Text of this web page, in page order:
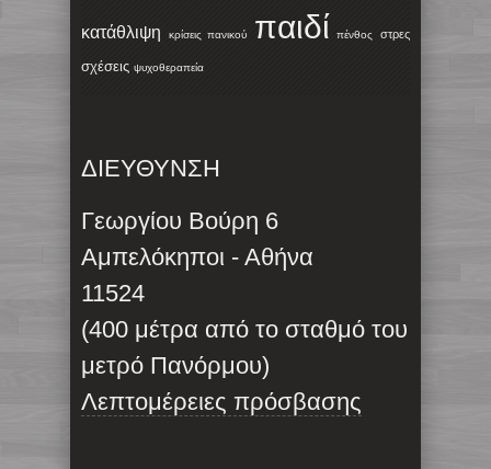
κατάθλιψη κρίσεις πανικού παιδί πένθος στρες
σχέσεις ψυχοθεραπεία
ΔΙΕΥΘΥΝΣΗ
Γεωργίου Βούρη 6
Αμπελόκηποι - Αθήνα
11524
(400 μέτρα από το σταθμό του
μετρό Πανόρμου)
Λεπτομέρειες πρόσβασης